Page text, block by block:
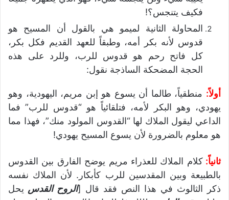
فكيف يتنجس؟!
المحاولة الثانية لميمو هي بالقول أن المسيح هو
قدوس لأنه بكر أمه، وطبقاً للعهد القديم فكل بكر،
كل فاتح رحم هو قدوس للرب، وللرد على هذه
الحجة المضحكة الساذجة نقول:
أولاً: منطقياً، طالما أن يسوع هو إبن مريم، اليهودية، وهو
يهودي، وهو البكر لأمه، فتلقائياً هو “قدوس للرب” فما
الداعي ليقول الملاك لها “القدوس المولود منك”، فهذا مما
هو معلوم بالضرورة لأن يسوع المسيح يهودي!
ثانياً:كلام الملاك للعذراء مريم يوضح الفارق بين القدوس
بالطبيعة وبين المقدسين للرب كأبكار. لأن الملاك نفسه
ذكر الثالوث في هذا النص فقد قال [الروح القدس يحل